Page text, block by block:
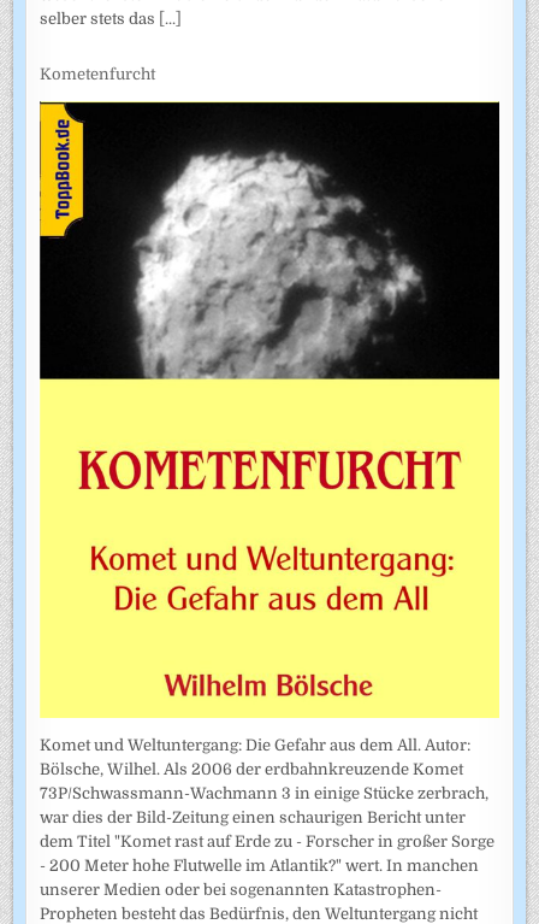
selber stets das [...]
Kometenfurcht
Komet und Weltuntergang: Die Gefahr aus dem All. Autor:
Bölsche, Wilhel. Als 2006 der erdbahnkreuzende Komet
73P/Schwassmann-Wachmann 3 in einige Stücke zerbrach,
war dies der Bild-Zeitung einen schaurigen Bericht unter
dem Titel "Komet rast auf Erde zu - Forscher in großer Sorge
- 200 Meter hohe Flutwelle im Atlantik?" wert. In manchen
unserer Medien oder bei sogenannten Katastrophen-
Propheten besteht das Bedürfnis, den Weltuntergang nicht